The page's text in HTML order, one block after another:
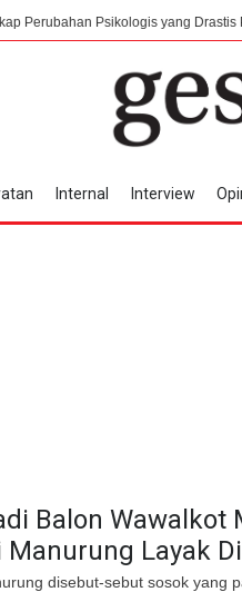
Psikologis yang Drastis Pada Pihak
Internal Interview
Balon Wawalkot
Manurung Layak
disebut-sebut sosok yang